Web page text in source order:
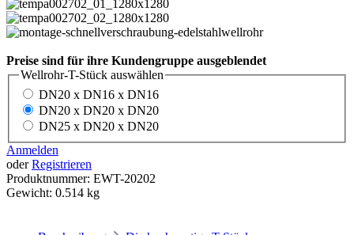
Preise sind für ihre Kundengruppe ausgeblendet
Wellrohr-T-Stück auswählen
DN20 x DN16 x DN16
DN20 x DN20 x DN20
DN25 x DN20 x DN20
Anmelden
oderRegistrieren
Produktnummer: EWT-20202
Gewicht: 0.514 kg